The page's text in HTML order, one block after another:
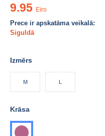
9.95 Eiro
Prece ir apskatāma veikalā:
Siguldā
Izmērs
M L
Krāsa
gaiši
violeta